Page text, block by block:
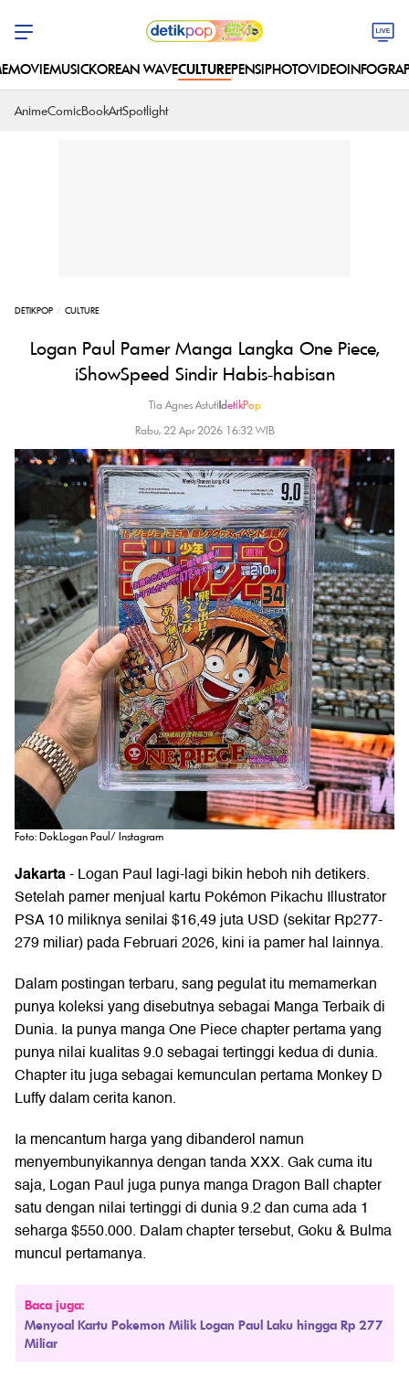
MOVIEMUSICKOREAN WAVECULTUREPENSIPHOTOVIDEO
AnimeComicBookArtSpotlight
DETIKPOP CULTURE
Logan Paul Pamer Manga Langka One Piece,
iShowSpeed Sindir Habis-habisan
Tia Agnes Astuti|detikPop
Rabu, 22 Apr 2026 16:32 WIB
Foto: Dok.Logan Paul/ Instagram
Jakarta-Logan Paul lagi-lagi bikin heboh nih detikers.
Setelah pamer menjual kartu Pokémon Pikachu Illustrator
PSA 10 miliknya senilai $16,49 juta USD (sekitar Rp277-
279 miliar) pada Februari 2026, kini ia pamer hal lainnya.
Dalam postingan terbaru, sang pegulat itu memamerkan
punya koleksi yang disebutnya sebagai Manga Terbaik di
Dunia. Ia punyamanga One Piecechapter pertama yang
punya nilai kualitas 9.0 sebagai tertinggi kedua di dunia.
Chapter itu juga sebagai kemunculan pertama Monkey D
Luffy dalam cerita kanon.
Ia mencantum harga yang dibanderol namun
menyembunyikannya dengan tanda XXX. Gak cuma itu
saja, Logan Paul juga punya manga Dragon Ball chapter
satu dengan nilai tertinggi di dunia 9.2 dan cuma ada 1
seharga $550.000. Dalam chapter tersebut, Goku & Bulma
muncul pertamanya.
Baca juga:
Menyoal Kartu Pokemon Milik Logan Paul Laku hingga Rp 277
Miliar